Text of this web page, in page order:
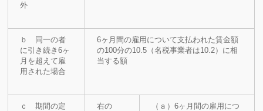
外
ｂ 同一の者
に引き続き6ヶ
月を超えて雇
用された場合
6ヶ月間の雇用について支払われた賃金額
の100分の10.5（名税事業者は10.2）に相
当する額
ｃ 期間の定
右の
（ａ）6ヶ月間の雇用につ